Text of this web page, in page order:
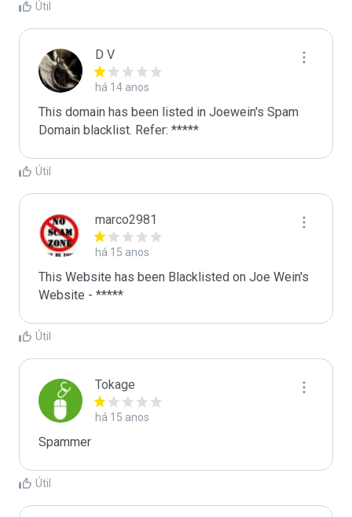
Útil
D V
há 14 anos
This domain has been listed in Joewein's Spam
Domain blacklist. Refer: *****
Útil
marco2981
há 15 anos
This Website has been Blacklisted on Joe Wein's
Website - *****
Útil
Tokage
há 15 anos
Spammer
Útil